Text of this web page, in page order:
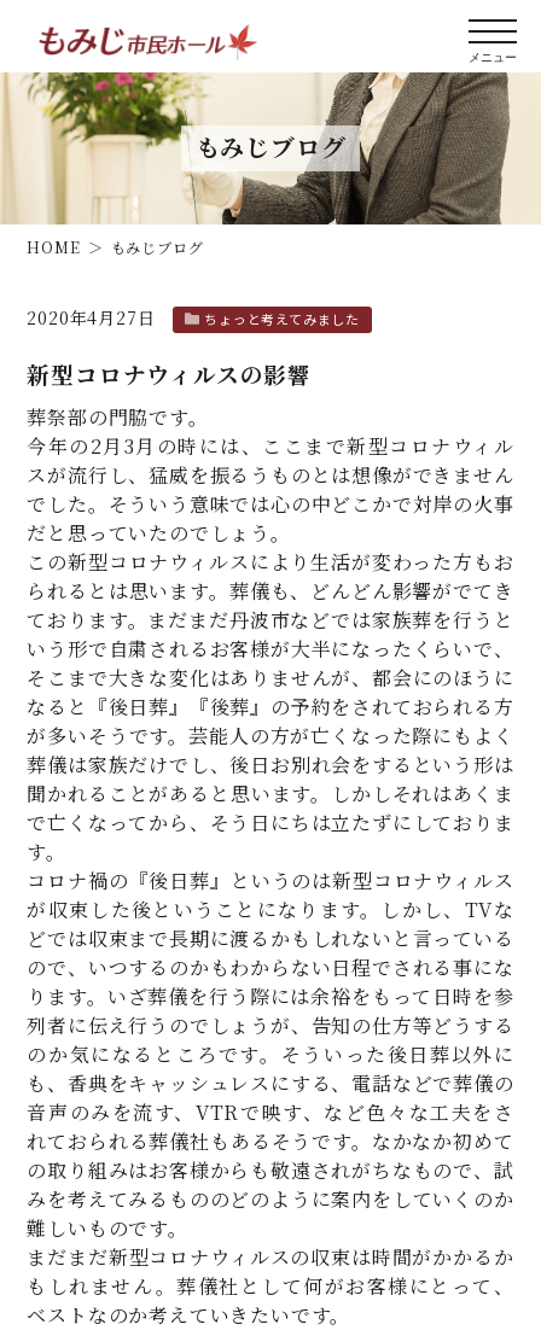
もみじブログ
HOME もみじブログ
2020年4月27日 ちょっと考えてみました
新型コロナウィルスの影響
葬祭部の門脇です。
今年の2月3月の時には、ここまで新型コロナウィル
スが流行し、猛威を振るうものとは想像ができません
でした。そういう意味では心の中どこかで対岸の火事
だと思っていたのでしょう。
この新型コロナウィルスにより生活が変わった方もお
られるとは思います。葬儀も、どんどん影響がでてき
ております。まだまだ丹波市などでは家族葬を行うと
いう形で自粛されるお客様が大半になったくらいで、
そこまで大きな変化はありませんが、都会にのほうに
なると『後日葬』『後葬』の予約をされておられる方
が多いそうです。芸能人の方が亡くなった際にもよく
葬儀は家族だけでし、後日お別れ会をするという形は
聞かれることがあると思います。しかしそれはあくま
で亡くなってから、そう日にちは立たずにしておりま
す。
コロナ禍の『後日葬』というのは新型コロナウィルス
が収束した後ということになります。しかし、TVな
どでは収束まで長期に渡るかもしれないと言っている
ので、いつするのかもわからない日程でされる事にな
ります。いざ葬儀を行う際には余裕をもって日時を参
列者に伝え行うのでしょうが、告知の仕方等どうする
のか気になるところです。そういった後日葬以外に
も、香典をキャッシュレスにする、電話などで葬儀の
音声のみを流す、VTRで映す、など色々な工夫をさ
れておられる葬儀社もあるそうです。なかなか初めて
の取り組みはお客様からも敬遠されがちなもので、試
みを考えてみるもののどのように案内をしていくのか
難しいものです。
まだまだ新型コロナウィルスの収束は時間がかかるか
もしれません。葬儀社として何がお客様にとって、
ベストなのか考えていきたいです。